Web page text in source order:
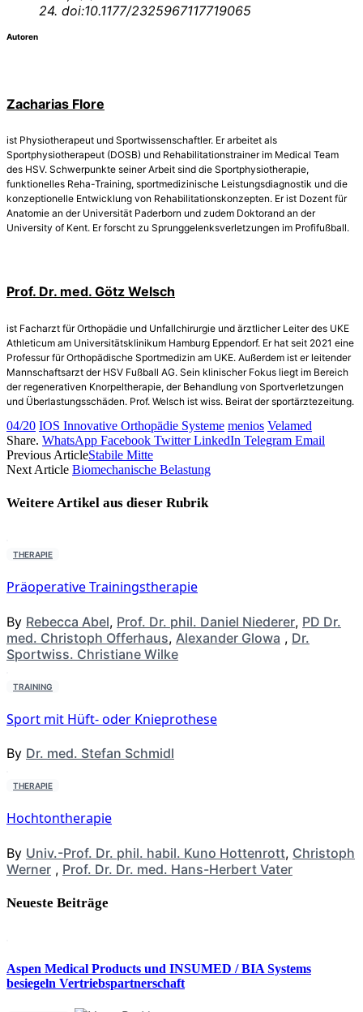
24. doi:10.1177/2325967117719065
Autoren
Zacharias Flore
ist Physiotherapeut und Sportwissenschaftler. Er arbeitet als
Sportphysiotherapeut (DOSB) und Rehabilitationstrainer im Medical Team
des HSV. Schwerpunkte seiner Arbeit sind die Sportphysiotherapie,
funktionelles Reha-Training, sportmedizinische Leistungsdiagnostik und die
konzeptionelle Entwicklung von Rehabilitationskonzepten. Er ist Dozent für
Anatomie an der Universität Paderborn und zudem Doktorand an der
University of Kent. Er forscht zu Sprunggelenksverletzungen im Profifußball.
Prof. Dr. med. Götz Welsch
ist Facharzt für Orthopädie und Unfallchirurgie und ärztlicher Leiter des UKE
Athleticum am Universitätsklinikum Hamburg Eppendorf. Er hat seit 2021 eine
Professur für Orthopädische Sportmedizin am UKE. Außerdem ist er leitender
Mannschaftsarzt der HSV Fußball AG. Sein klinischer Fokus liegt im Bereich
der regenerativen Knorpeltherapie, der Behandlung von Sportverletzungen
und Überlastungsschäden. Prof. Welsch ist wiss. Beirat der sportärztezeitung.
04/20 IOS Innovative Orthopädie Systeme menios Velamed
Share. WhatsApp Facebook Twitter LinkedIn Telegram Email
Previous ArticleStabile Mitte
Next Article Biomechanische Belastung
Weitere Artikel aus dieser Rubrik
THERAPIE
Präoperative Trainingstherapie
By Rebecca Abel, Prof. Dr. phil. Daniel Niederer, PD Dr.
med. Christoph Offerhaus, Alexander Glowa , Dr.
Sportwiss. Christiane Wilke
TRAINING
Sport mit Hüft- oder Knieprothese
By Dr. med. Stefan Schmidl
THERAPIE
Hochtontherapie
By Univ.-Prof. Dr. phil. habil. Kuno Hottenrott, Christoph
Werner , Prof. Dr. Dr. med. Hans-Herbert Vater
Neueste Beiträge
Aspen Medical Products und INSUMED / BIA Systems
besiegeln Vertriebspartnerschaft